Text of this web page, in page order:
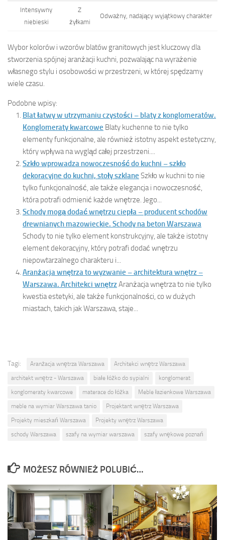
Intensywny
niebieski
Z
żyłkami
Odważny, nadający wyjątkowy charakter
Wybor kolorów i wzorów blatów granitowych jest kluczowy dla
stworzenia spójnej aranżacji kuchni, pozwalając na wyrażenie
własnego stylu i osobowości w przestrzeni, w której spędzamy
wiele czasu.
Podobne wpisy:
Blat łatwy w utrzymaniu czystości – blaty z konglomeratów.
Konglomeraty kwarcowe Blaty kuchenne to nie tylko
elementy funkcjonalne, ale również istotny aspekt estetyczny,
który wpływa na wygląd całej przestrzeni....
Szkło wprowadza nowoczesność do kuchni – szkło
dekoracyjne do kuchni, stoły szklane Szkło w kuchni to nie
tylko funkcjonalność, ale także elegancja i nowoczesność,
która potrafi odmienić każde wnętrze. Jego...
Schody mogą dodać wnętrzu ciepła – producent schodów
drewnianych mazowieckie. Schody na beton Warszawa
Schody to nie tylko element konstrukcyjny, ale także istotny
element dekoracyjny, który potrafi dodać wnętrzu
niepowtarzalnego charakteru i...
Aranżacja wnętrza to wyzwanie – architektura wnętrz –
Warszawa. Architekci wnętrzAranżacja wnętrza to nie tylko
kwestia estetyki, ale także funkcjonalności, co w dużych
miastach, takich jak Warszawa, staje...
Tagi: Aranżacja wnętrza Warszawa
Architekci wnętrz Warszawa
architekt wnętrz - Warszawa
białe łóżko do sypialni
konglomerat
konglomeraty kwarcowe
materace do łóżka
Meble łazienkowe Warszawa
meble na wymiar Warszawa tanio
Projektant wnętrz Warszawa
Projekty mieszkań Warszawa
Projekty wnętrz Warszawa
schody Warszawa
szafy na wymiar warszawa szafy wnękowe poznań
MOŻESZ RÓWNIEŻ POLUBIĆ…